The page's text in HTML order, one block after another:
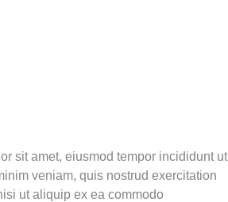
sit amet, eiusmod tempor incididunt ut
veniam, quis nostrud exercitation
ut aliquip ex ea commodo